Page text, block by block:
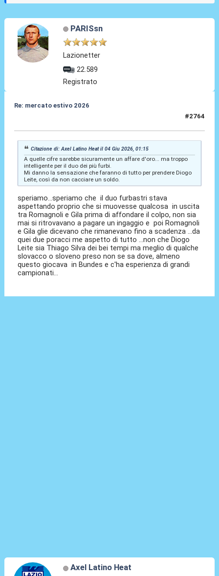
PARISsn
Lazionetter
22.589
Registrato
Re: mercato estivo 2026
#2764
Citazione di: Axel Latino Heat il 04 Giu 2026, 01:15
A quelle cifre sarebbe sicuramente un affare d'oro... ma troppo
intelligente per il duo dei più furbi.
Mi danno la sensazione che faranno di tutto per prendere Diogo
Leite, così da non cacciare un soldo.
speriamo...speriamo che il duo furbastri stava
aspettando proprio che si muovesse qualcosa in uscita
tra Romagnoli e Gila prima di affondare il colpo, non sia
mai si ritrovavano a pagare un ingaggio e poi Romagnoli
e Gila glie dicevano che rimanevano fino a scadenza ...da
quei due poracci me aspetto di tutto ...non che Diogo
Leite sia Thiago Silva dei bei tempi ma meglio di qualche
slovacco o sloveno preso non se sa dove, almeno
questo giocava in Bundes e c'ha esperienza di grandi
campionati...
Axel Latino Heat